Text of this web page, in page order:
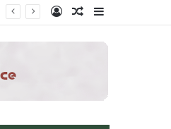
Sidebar
Article
Connexion